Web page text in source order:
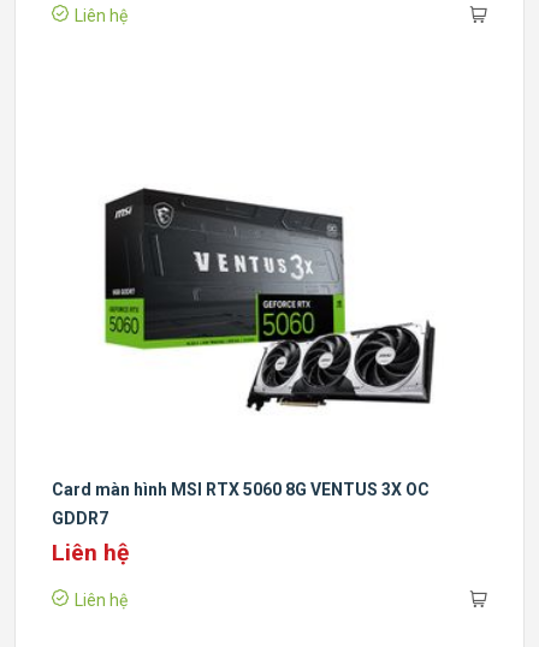
Liên hệ
Card màn hình MSI RTX 5060 8G VENTUS 3X OC
GDDR7
Liên hệ
Liên hệ